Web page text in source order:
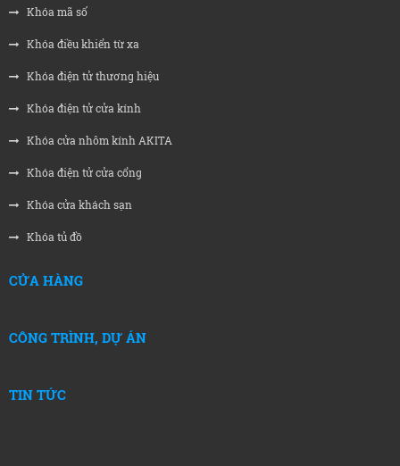
Khóa mã số
Khóa điều khiển từ xa
Khóa điện tử thương hiệu
Khóa điện tử cửa kính
Khóa cửa nhôm kính AKITA
Khóa điện tử cửa cổng
Khóa cửa khách sạn
Khóa tủ đồ
CỬA HÀNG
CÔNG TRÌNH, DỰ ÁN
TIN TỨC